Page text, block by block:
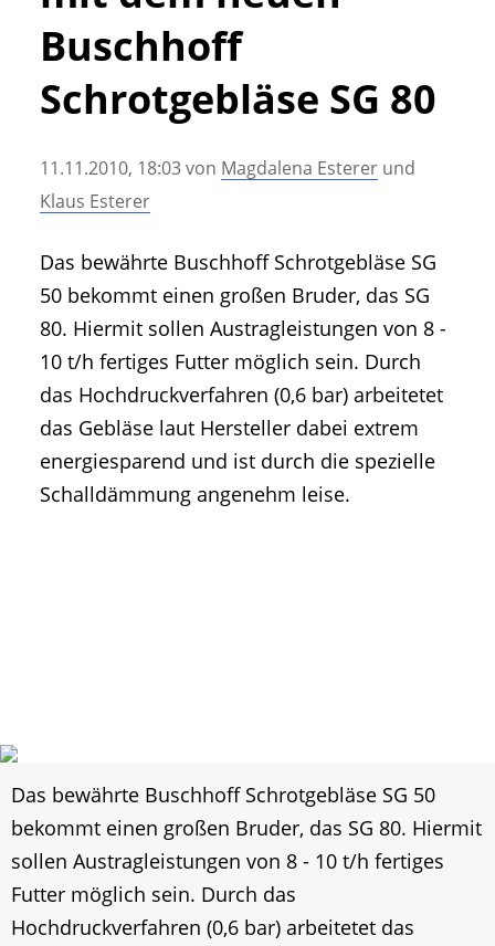
• Messen und Veranstaltungen
• Mitteilung der Redaktion
• Agritechnica Neuheiten Archiv
Buschhoff
Schrotgebläse SG 80
11.11.2010, 18:03von Magdalena Esterer und
Klaus Esterer
Das bewährte Buschhoff Schrotgebläse SG
50 bekommt einen großen Bruder, das SG
80. Hiermit sollen Austragleistungen von 8 -
10 t/h fertiges Futter möglich sein. Durch
das Hochdruckverfahren (0,6 bar) arbeitetet
das Gebläse laut Hersteller dabei extrem
energiesparend und ist durch die spezielle
Schalldämmung angenehm leise.
Das bewährte Buschhoff Schrotgebläse SG 50
bekommt einen großen Bruder, das SG 80. Hiermit
sollen Austragleistungen von 8 - 10 t/h fertiges
Futter möglich sein. Durch das
Hochdruckverfahren (0,6 bar) arbeitetet das